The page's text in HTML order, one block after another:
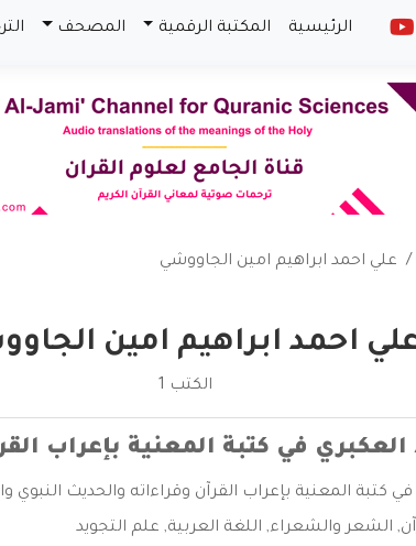
الرئيسية المكتبة الرقمية المصحف
علي احمد ابراهيم امين الجاووشي
احمد ابراهيم امين
الكتب 1
العكبري في كتبة المعنية بإعراب
في كتبة المعنية بإعراب القرآن وقراءاته والحديث النبوي
, الشعر والشعراء, اللغة العربية, علم التجويد